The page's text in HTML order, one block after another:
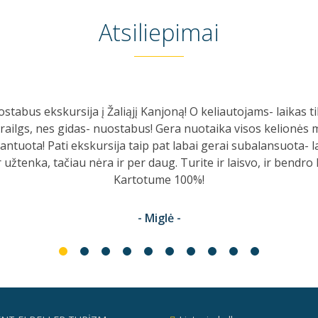
Atsiliepimai
Kanjoną! O keliautojams- laikas tikrai
Gera nuotaika visos kelionės metu
taip pat labai gerai subalansuota- laiko
per daug. Turite ir laisvo, ir bendro laiko.
Ką tik
netiko, su
Gavome
vaizdus,